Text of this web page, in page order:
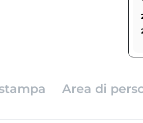
Area di